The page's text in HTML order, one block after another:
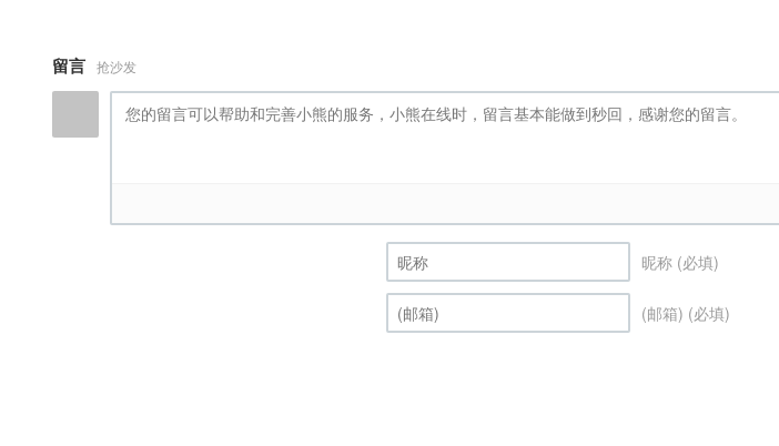
留言 抢沙发
昵称 (必填)
(邮箱) (必填)